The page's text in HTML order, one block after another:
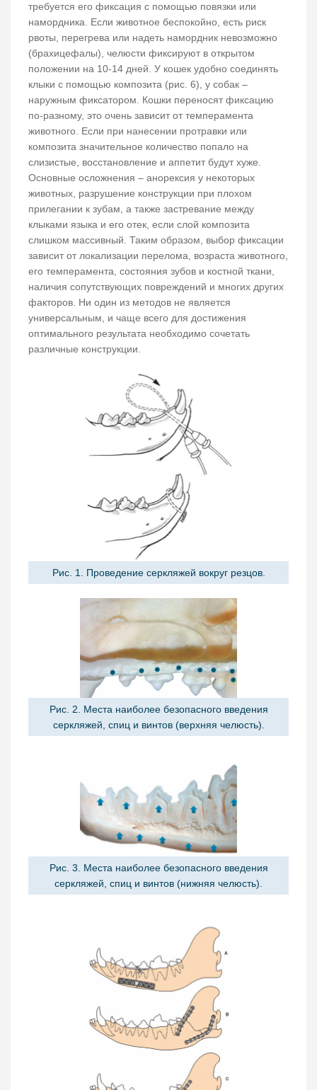
требуется его фиксация с помощью повязки или
намордника. Если животное беспокойно, есть риск
рвоты, перегрева или надеть намордник невозможно
(брахицефалы), челюсти фиксируют в открытом
положении на 10-14 дней. У кошек удобно соединять
клыки с помощью композита (рис. 6), у собак –
наружным фиксатором. Кошки переносят фиксацию
по-разному, это очень зависит от темперамента
животного. Если при нанесении протравки или
композита значительное количество попало на
слизистые, восстановление и аппетит будут хуже.
Основные осложнения – анорексия у некоторых
животных, разрушение конструкции при плохом
прилегании к зубам, а также застревание между
клыками языка и его отек, если слой композита
слишком массивный. Таким образом, выбор фиксации
зависит от локализации перелома, возраста животного,
его темперамента, состояния зубов и костной ткани,
наличия сопутствующих повреждений и многих других
факторов. Ни один из методов не является
универсальным, и чаще всего для достижения
оптимального результата необходимо сочетать
различные конструкции.
Рис. 1. Проведение серкляжей вокруг резцов.
Рис. 2. Места наиболее безопасного введения
серкляжей, спиц и винтов (верхняя челюсть).
Рис. 3. Места наиболее безопасного введения
серкляжей, спиц и винтов (нижняя челюсть).